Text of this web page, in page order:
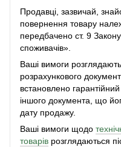
Продавці, зазвичай,
повернення товару
передбачено ст. 9
споживачів».
Ваші вимоги
розрахункового
встановлено
іншого документа, що
дату продажу.
Ваші вимоги щодо
товарів розглядаються